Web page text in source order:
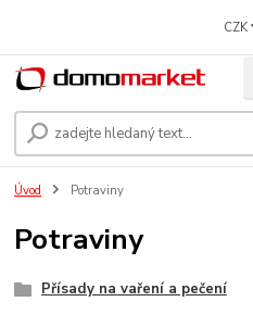
CZK
Úvod Potraviny
Potraviny
Přísady na vaření a pečení